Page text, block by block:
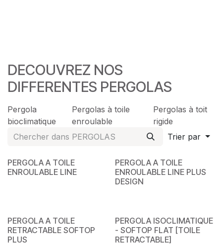
DECOUVREZ NOS
DIFFERENTES PERGOLAS
Pergola
bioclimatique
Pergolas à toile
enroulable
Pergolas à toit
rigide
Trier par
PERGOLA A TOILE
ENROULABLE LINE
PERGOLA A TOILE
ENROULABLE LINE PLUS
DESIGN
PERGOLA A TOILE
RETRACTABLE SOFTOP
PLUS
PERGOLA ISOCLIMATIQUE
- SOFTOP FLAT [TOILE
RETRACTABLE]